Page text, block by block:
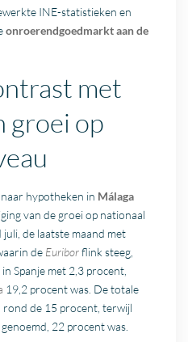
INE-statistieken en
onroerendgoedmarkt aan de
met
groei op
hypotheken in Málaga
van de groei op nationaal
juli, de laatste maand met
de Euriborflink steeg,
Spanje met 2,3 procent,
19,2 procent was. De totale
rond de 15 procent, terwijl
genoemd, 22 procent was.